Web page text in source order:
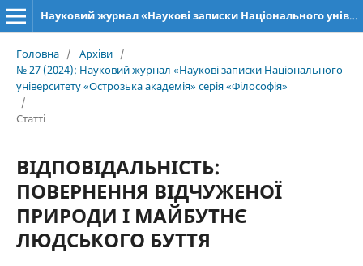
Науковий журнал «Наукові записки Національного університету «Острозька академія»: серія «Філософія»
Головна / Архіви /
№ 27 (2024): Науковий журнал «Наукові записки Національного
університету «Острозька академія» серія «Філософія»
/
Статті
ВІДПОВІДАЛЬНІСТЬ:
ПОВЕРНЕННЯ ВІДЧУЖЕНОЇ
ПРИРОДИ І МАЙБУТНЄ
ЛЮДСЬКОГО БУТТЯ